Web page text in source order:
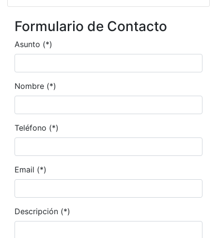
Formulario de Contacto
Asunto (*)
Nombre (*)
Teléfono (*)
Email (*)
Descripción (*)